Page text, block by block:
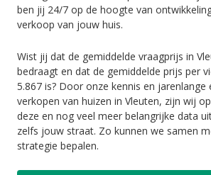
ben jij 24/7 op de hoogte van
verkoop van jouw huis.
Wist jij dat de gemiddelde vraagprijs in
bedraagt en dat de gemiddelde prijs per
5.867 is? Door onze kennis en
verkopen van huizen in Vleuten, zijn wij
deze en nog veel meer belangrijke data
zelfs jouw straat. Zo kunnen we samen
strategie bepalen.